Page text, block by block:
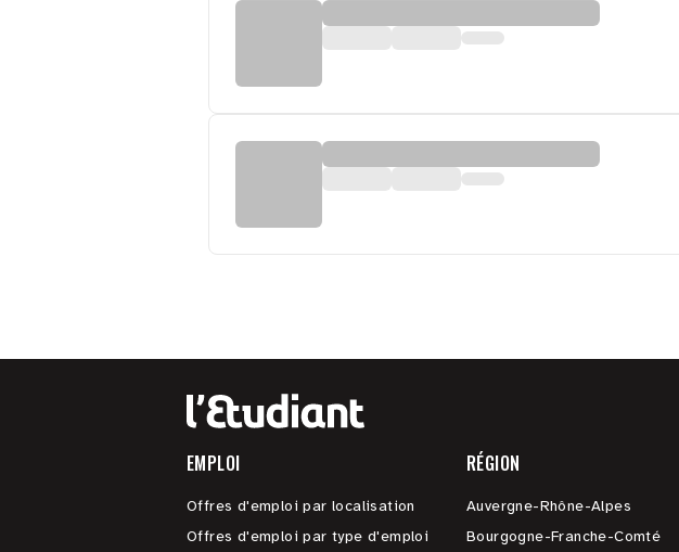
EMPLOI
Offres d'emploi par localisation
Offres d'emploi par type d'emploi
RÉGION
Auvergne-Rhône-Alpes
Bourgogne-Franche-Comté